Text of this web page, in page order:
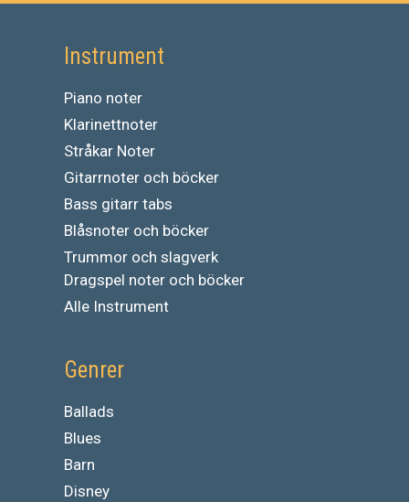
Instrument
Piano noter
Klarinettnoter
Stråkar Noter
Gitarrnoter och böcker
Bass gitarr tabs
Blåsnoter och böcker
Trummor och slagverk
Dragspel noter och böcker
Alle Instrument
Genrer
Ballads
Blues
Barn
Disney